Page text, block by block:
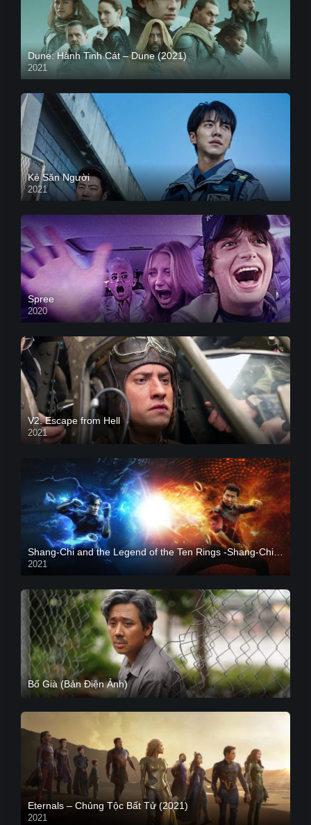
Dune: Hành Tinh Cát – Dune (2021)
2021
HD VIETSUB
Kẻ Săn Người
2021
Spree
2020
V2. Escape from Hell
2021
Shang-Chi and the Legend of the Ten Rings -Shang-Chi và huyền thoại Thập Luân
2021
CAM
Bố Già (Bản Điện Ảnh)
Eternals – Chủng Tộc Bất Tử (2021)
2021